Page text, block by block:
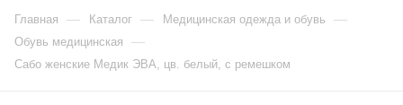
Главная — Каталог — Медицинская одежда и обувь —
Обувь медицинская —
Сабо женские Медик ЭВА, цв. белый, с ремешком